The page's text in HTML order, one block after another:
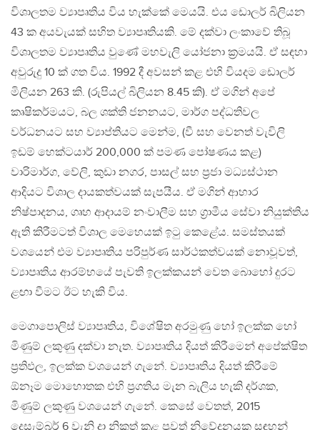
විශාලතම ව්‍යාපෘතිය විය හැක්කේ මෙයයි. එය ඩොලර් බිලියන
43 ක අයවැයක් සහිත ව්‍යාපෘතියකි. මේ දක්වා ලංකාවේ තිබූ
විශාලතම ව්‍යාපෘතිය වුණේ මහවැලි යෝජනා ක‍්‍රමයයි. ඒ සඳහා
අවුරුදු 10 ක් ගත විය. 1992 දී අවසන් කළ එහි වියදම ඩොලර්
මිලියන 263 කි. (රුපියල් බිලියන 8.45 කි). ඒ මගින් අපේ
කෘෂිකර්මයට, බල ශක්ති ජනනයට, මාර්ග පද්ධතිවල
වර්ධනයට සහ ව්‍යාප්තියට මෙන්ම, (වී සහ වෙනත් වැවිලි
ඉඩම් හෙක්ටයාර් 200,000 ක් පමණ පෝෂණය කළ)
වාරිමාර්ග, වේලි, කුඩා නගර, පාසල් සහ ප‍්‍රජා මධ්‍යස්ථාන
ආදියට විශාල දායකත්වයක් සැපයීය. ඒ මගින් ආහාර
නිෂ්පාදනය, ගෘහ ආදායම් නංවාලීම සහ ග‍්‍රාමීය සේවා නියුක්තිය
ඇති කිරීමටත් විශාල මෙහෙයක් ඉටු කෙළේය. සමස්තයක්
වශයෙන් එම ව්‍යාපෘතිය පරිපුර්ණ සාර්ථකත්වයක් නොවූවත්,
ව්‍යාපෘතිය ආරම්භයේ පැවති ඉලක්කයන් වෙත බොහෝ දුරට
ළඟා වීමට ඊට හැකි විය.
මෙගාපොලිස් ව්‍යාපෘතිය, විශේෂිත අරමුණු හෝ ඉලක්ක හෝ
මිණුම් ලකුණු දක්වා නැත. ව්‍යාපෘතිය දියත් කිරීමෙන් අපේක්ෂිත
ප‍්‍රතිඵල, ඉලක්ක වශයෙන් ගැනේ. ව්‍යාපෘතිය දියත් කිරීමේ
ඕනෑම මොහොතක එහි ප‍්‍රගතිය මැන බැලිය හැකි දර්ශක,
මිණුම් ලකුණු වශයෙන් ගැනේ. කෙසේ වෙතත්, 2015
දෙසැම්බර් 6 වැනි දා නිකුත් කළ පුවත් නිවේදනයක සඳහන්